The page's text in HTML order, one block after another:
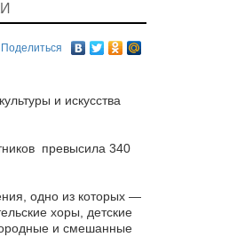
Поделиться
и искусства
превысила 340
одно из которых —
хоры, детские
и смешанные